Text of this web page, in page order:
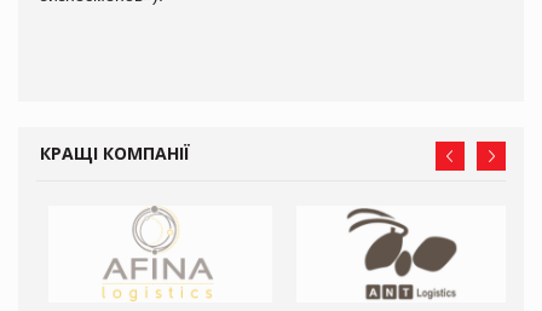
КРАЩІ КОМПАНІЇ